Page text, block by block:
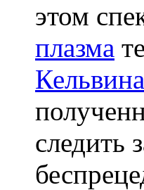
этом
плазма
Кельвина
следить